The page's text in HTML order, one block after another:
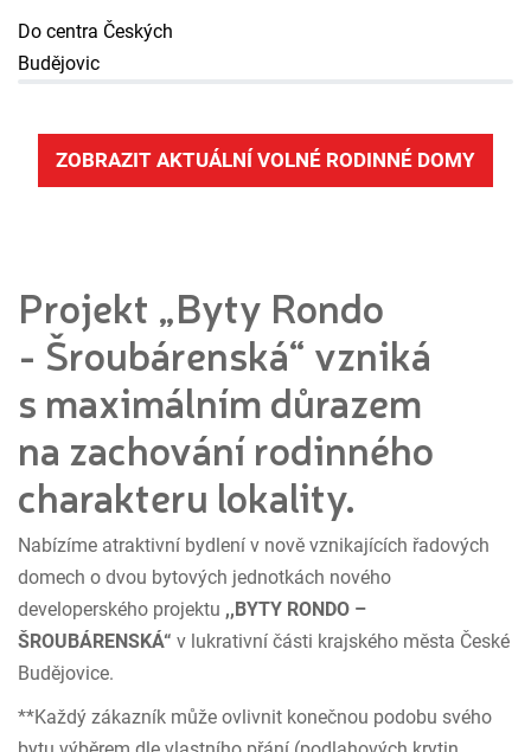
Do centra Českých
Budějovic
ZOBRAZIT AKTUÁLNÍ VOLNÉ RODINNÉ DOMY
Projekt „Byty Rondo
- Šroubárenská“ vzniká
s maximálním důrazem
na zachování rodinného
charakteru lokality.
Nabízíme atraktivní bydlení v nově vznikajících řadových
domech o dvou bytových jednotkách nového
developerského projektu ,,BYTY RONDO –
ŠROUBÁRENSKÁ“ v lukrativní části krajského města České
Budějovice.
**Každý zákazník může ovlivnit konečnou podobu svého